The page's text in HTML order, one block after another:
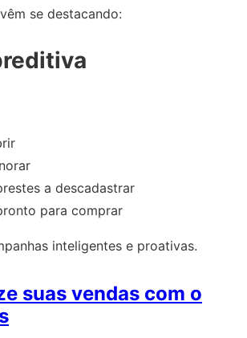
se destacando:
a descadastrar
para comprar
inteligentes e proativas.
suas vendas com o